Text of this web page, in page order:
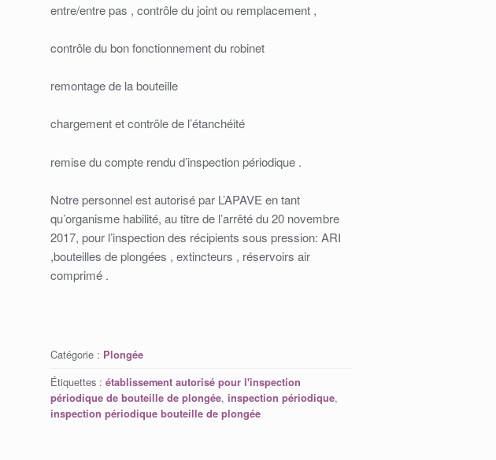
entre/entre pas , contrôle du joint ou remplacement ,
contrôle du bon fonctionnement du robinet
remontage de la bouteille
chargement et contrôle de l’étanchéité
remise du compte rendu d’inspection périodique .
Notre personnel est autorisé par L’APAVE en tant
qu’organisme habilité, au titre de l’arrêté du 20 novembre
2017, pour l’inspection des récipients sous pression: ARI
,bouteilles de plongées , extincteurs , réservoirs air
comprimé .
Catégorie : Plongée
Étiquettes :établissement autorisé pour l'inspection
périodique de bouteille de plongée, inspection périodique,
inspection périodique bouteille de plongée